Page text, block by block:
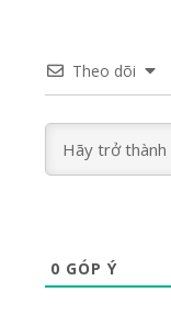
Theo dõi
0 GÓP Ý